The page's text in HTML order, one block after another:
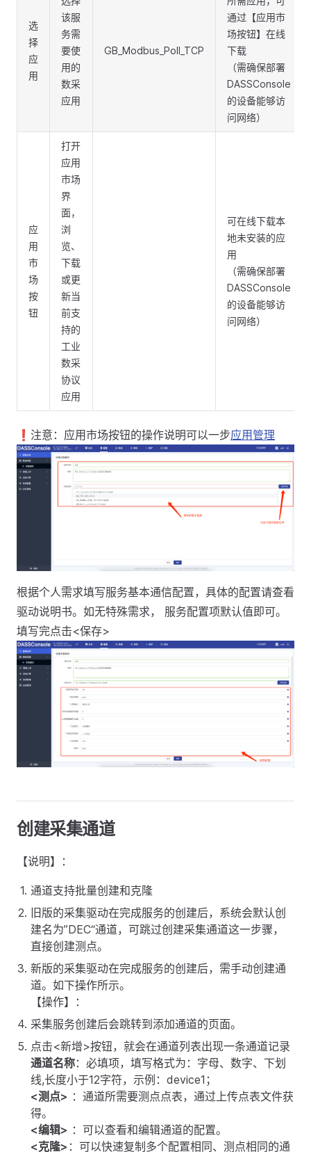
选
择
应
用
该服
务需
要使
用的
数采
应用
GB_Modbus_Poll_TCP
通过【应用市
场按钮】在线
下载
（需确保部署
DASSConsole
的设备能够访
问网络）
应
用
市
场
按
钮
打开
应用
市场
界
面，
浏
览、
下载
或更
新当
前支
持的
工业
数采
协议
应用
可在线下载本
地未安装的应
用
（需确保部署
DASSConsole
的设备能够访
问网络）
❗️注意：应用市场按钮的操作说明可以一步应用管理
根据个人需求填写服务基本通信配置，具体的配置请查看
驱动说明书。如无特殊需求， 服务配置项默认值即可。
填写完点击<保存>
创建采集通道
【说明】：
通道支持批量创建和克隆
旧版的采集驱动在完成服务的创建后，系统会默认创
建名为”DEC“通道，可跳过创建采集通道这一步骤，
直接创建测点。
新版的采集驱动在完成服务的创建后，需手动创建通
道。如下操作所示。
【操作】：
采集服务创建后会跳转到添加通道的页面。
点击<新增>按钮，就会在通道列表出现一条通道记录
通道名称：必填项，填写格式为：字母、数字、下划
线,长度小于12字符，示例：device1；
<测点> ：通道所需要测点点表，通过上传点表文件获
得。
<编辑> ：可以查看和编辑通道的配置。
<克隆> ：可以快速复制多个配置相同、测点相同的通